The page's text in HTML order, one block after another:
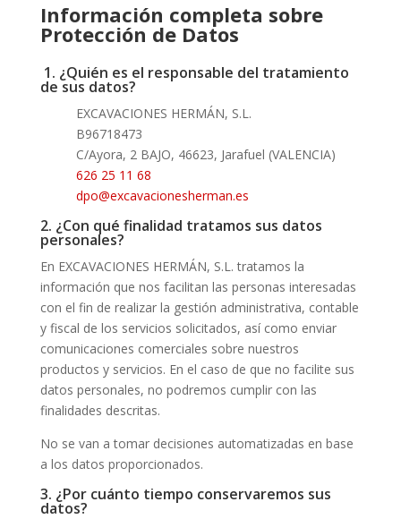
Información completa sobre
Protección de Datos
1. ¿Quién es el responsable del tratamiento
de sus datos?
EXCAVACIONES HERMÁN, S.L.
B96718473
C/Ayora, 2 BAJO, 46623, Jarafuel (VALENCIA)
626 25 11 68
dpo@excavacionesherman.es
2. ¿Con qué finalidad tratamos sus datos
personales?
En EXCAVACIONES HERMÁN, S.L. tratamos la
información que nos facilitan las personas interesadas
con el fin de realizar la gestión administrativa, contable
y fiscal de los servicios solicitados, así como enviar
comunicaciones comerciales sobre nuestros
productos y servicios. En el caso de que no facilite sus
datos personales, no podremos cumplir con las
finalidades descritas.
No se van a tomar decisiones automatizadas en base
a los datos proporcionados.
3. ¿Por cuánto tiempo conservaremos sus
datos?